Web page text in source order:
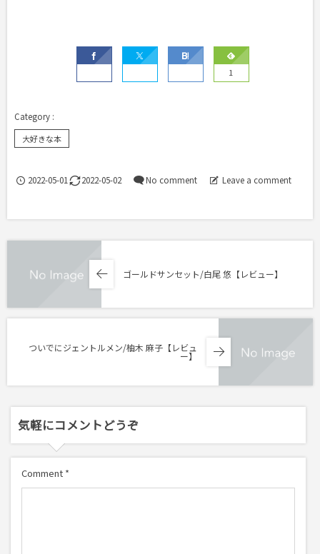
1
大好きな本
2022-05-01 2022-05-02 No comment Leave a comment
ゴールドサンセット/白尾 悠【レビュー】
ついでにジェントルメン/柚木 麻子【レビュ
ー】
気軽にコメントどうぞ
Comment *